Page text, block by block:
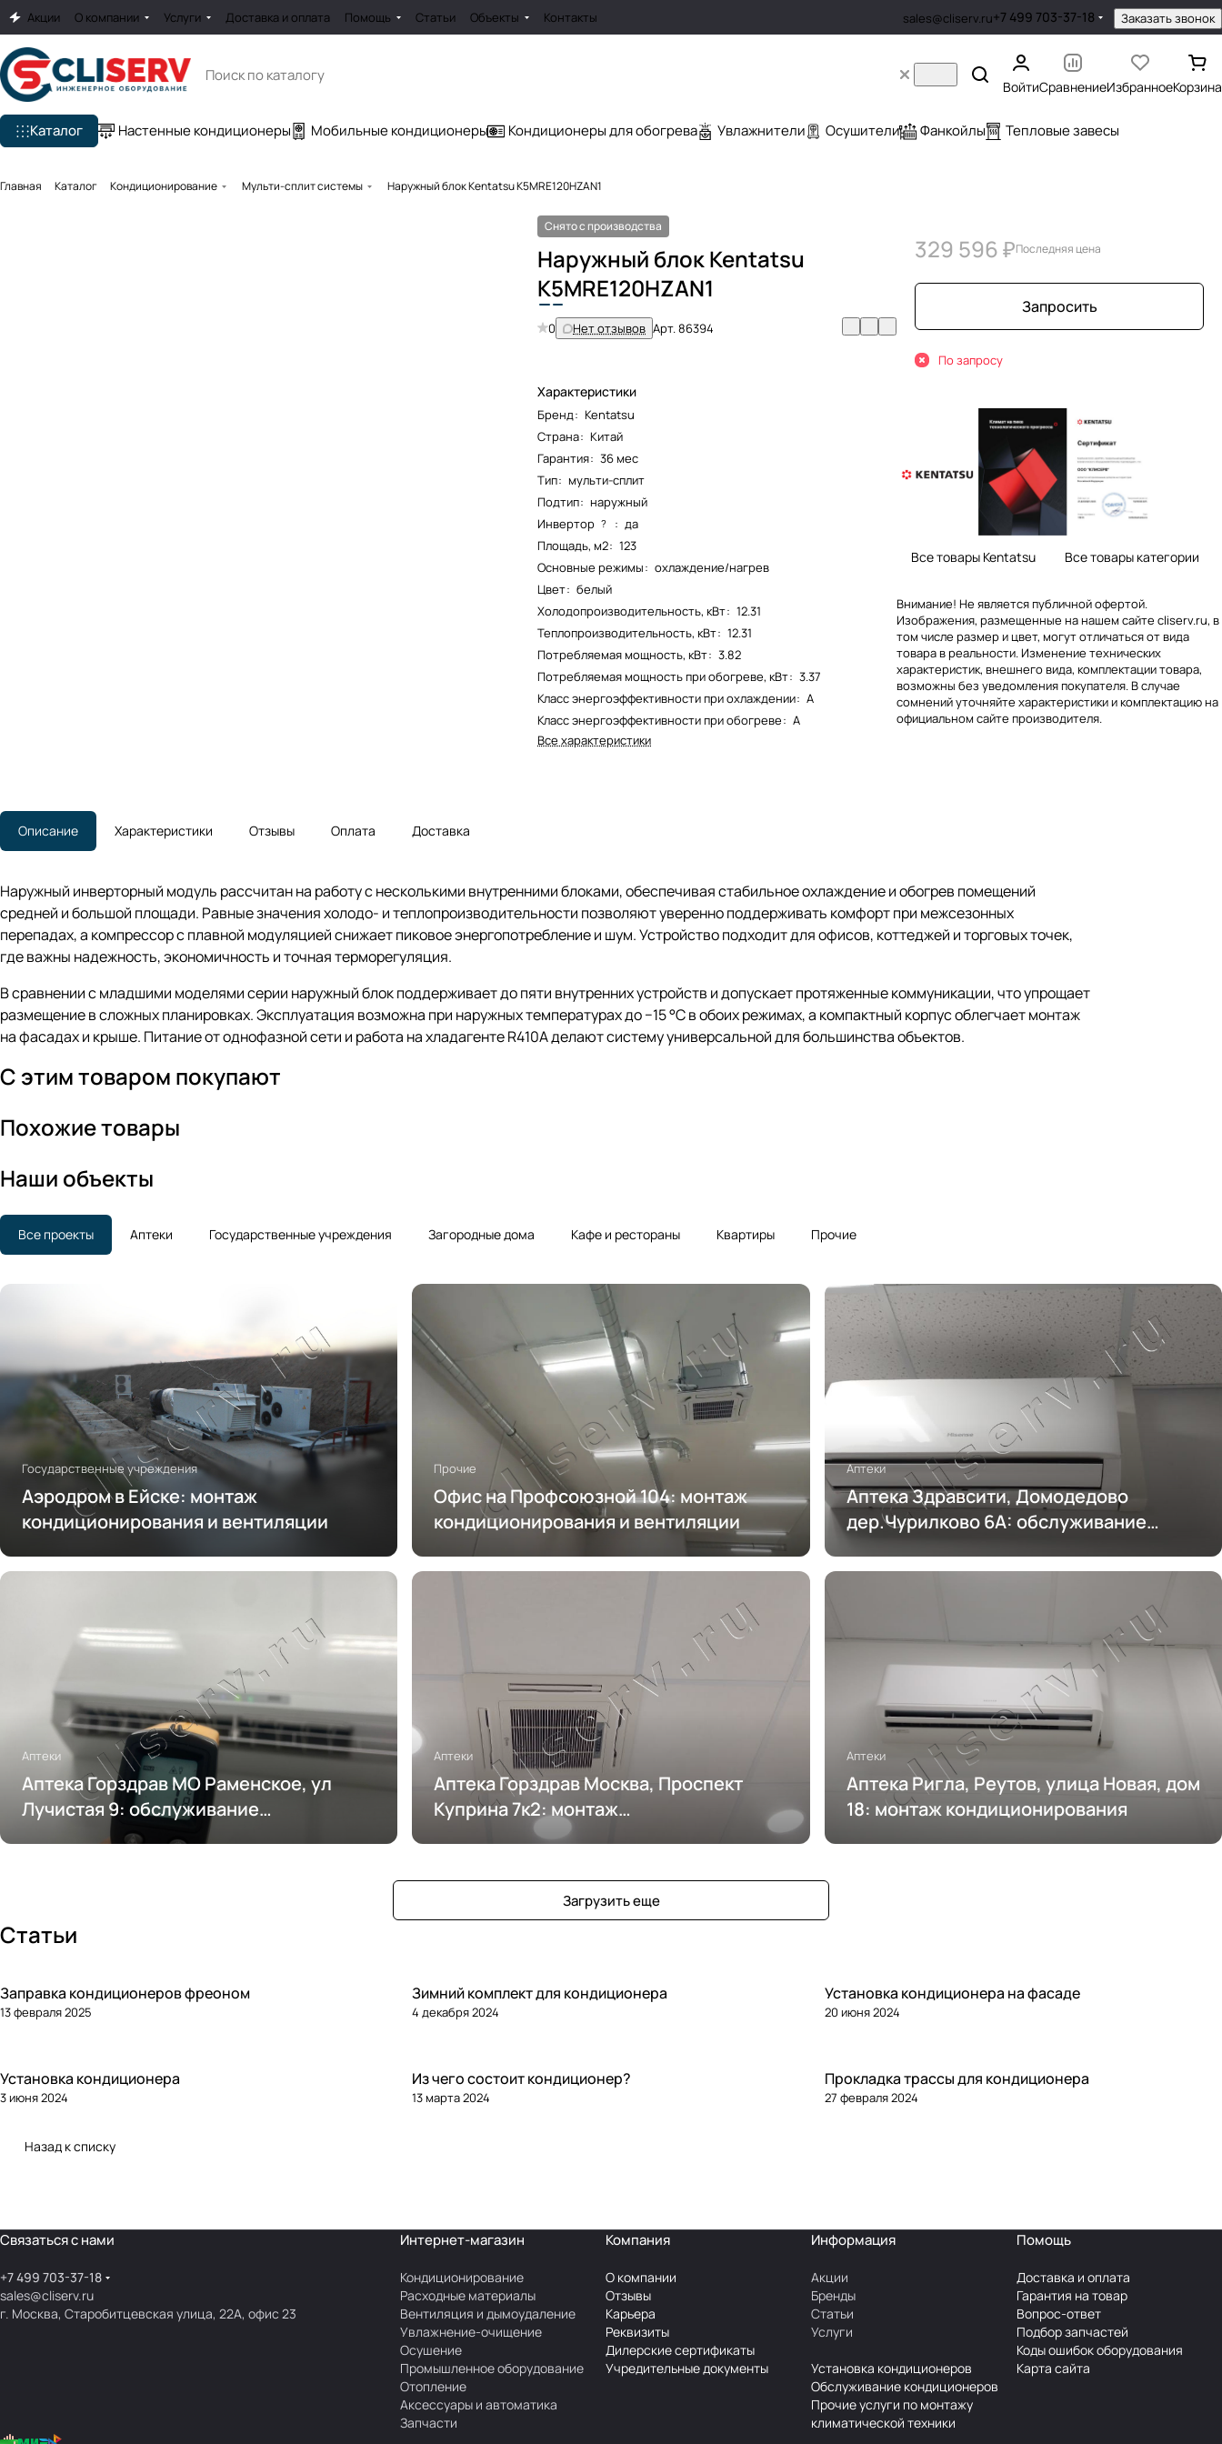
Акции О компании Услуги Доставка и оплата Помощь Статьи Объекты Контакты sales@cliserv.ru+7 499 703-37-18 Заказать звонок
ВойтиСравнениеИзбранноеКорзина
Каталог Настенные кондиционеры Мобильные кондиционеры Кондиционеры для обогрева Увлажнители Осушители Фанкойлы Тепловые завесы
Главная Каталог Кондиционирование Мульти-сплит системы Наружный блок Kentatsu K5MRE120HZAN1
Снято с производства
Наружный блок Kentatsu
K5MRE120HZAN1
0 Нет отзывов Арт.86394
Характеристики
Бренд: Kentatsu
Страна: Китай
Гарантия: 36 мес
Тип: мульти-сплит
Подтип: наружный
Инвертор ? : да
Площадь, м2: 123
Основные режимы: охлаждение/нагрев
Цвет: белый
Холодопроизводительность, кВт: 12.31
Теплопроизводительность, кВт: 12.31
Потребляемая мощность, кВт: 3.82
Потребляемая мощность при обогреве, кВт: 3.37
Класс энергоэффективности при охлаждении: A
Класс энергоэффективности при обогреве: A
Все характеристики
329 596 ₽Последняя цена
Запросить
По запросу
Все товары Kentatsu Все товары категории
Внимание! Не является публичной офертой.
Изображения, размещенные на нашем сайте cliserv.ru, в
том числе размер и цвет, могут отличаться от вида
товара в реальности. Изменение технических
характеристик, внешнего вида, комплектации товара,
возможны без уведомления покупателя. В случае
сомнений уточняйте характеристики и комплектацию на
официальном сайте производителя.
Описание Характеристики Отзывы Оплата Доставка
Наружный инверторный модуль рассчитан на работу с несколькими внутренними блоками, обеспечивая стабильное охлаждение и обогрев помещений
средней и большой площади. Равные значения холодо- и теплопроизводительности позволяют уверенно поддерживать комфорт при межсезонных
перепадах, а компрессор с плавной модуляцией снижает пиковое энергопотребление и шум. Устройство подходит для офисов, коттеджей и торговых точек,
где важны надежность, экономичность и точная терморегуляция.
В сравнении с младшими моделями серии наружный блок поддерживает до пяти внутренних устройств и допускает протяженные коммуникации, что упрощает
размещение в сложных планировках. Эксплуатация возможна при наружных температурах до −15 °C в обоих режимах, а компактный корпус облегчает монтаж
на фасадах и крыше. Питание от однофазной сети и работа на хладагенте R410A делают систему универсальной для большинства объектов.
С этим товаром покупают
Похожие товары
Наши объекты
Все проекты Аптеки Государственные учреждения Загородные дома Кафе и рестораны Квартиры Прочие
Государственные учреждения
Аэродром в Ейске: монтаж
кондиционирования и вентиляции
Прочие
Офис на Профсоюзной 104: монтаж
кондиционирования и вентиляции
Аптеки
Аптека Здравсити, Домодедово
дер.Чурилково 6А: обслуживание
Аптеки
Аптека Горздрав МО Раменское, ул
Лучистая 9: обслуживание
кондиционирования
Аптеки
Аптека Горздрав Москва, Проспект
Куприна 7к2: монтаж
кондиционирования
Аптеки
Аптека Ригла, Реутов, улица Новая, дом
18: монтаж кондиционирования
Загрузить еще
Статьи
Заправка кондиционеров фреоном
13 февраля 2025
Зимний комплект для кондиционера
4 декабря 2024
Установка кондиционера на фасаде
20 июня 2024
Установка кондиционера
3 июня 2024
Из чего состоит кондиционер?
13 марта 2024
Прокладка трассы для кондиционера
27 февраля 2024
Назад к списку
Связаться с нами
+7 499 703-37-18
sales@cliserv.ru
г. Москва, Старобитцевская улица, 22А, офис 23
Интернет-магазин
Кондиционирование
Расходные материалы
Вентиляция и дымоудаление
Увлажнение-очищение
Осушение
Промышленное оборудование
Отопление
Аксессуары и автоматика
Запчасти
Компания
О компании
Отзывы
Карьера
Реквизиты
Дилерские сертификаты
Учредительные документы
Информация
Акции
Бренды
Статьи
Услуги
Установка кондиционеров
Обслуживание кондиционеров
Прочие услуги по монтажу
климатической техники
Помощь
Доставка и оплата
Гарантия на товар
Вопрос-ответ
Подбор запчастей
Коды ошибок оборудования
Карта сайта